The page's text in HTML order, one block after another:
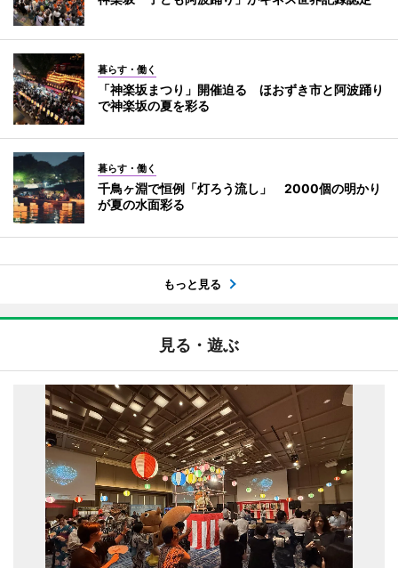
暮らす・働く
「神楽坂まつり」開催迫る ほおずき市と阿波踊り
で神楽坂の夏を彩る
暮らす・働く
千鳥ヶ淵で恒例「灯ろう流し」 2000個の明かり
が夏の水面彩る
もっと見る
見る・遊ぶ